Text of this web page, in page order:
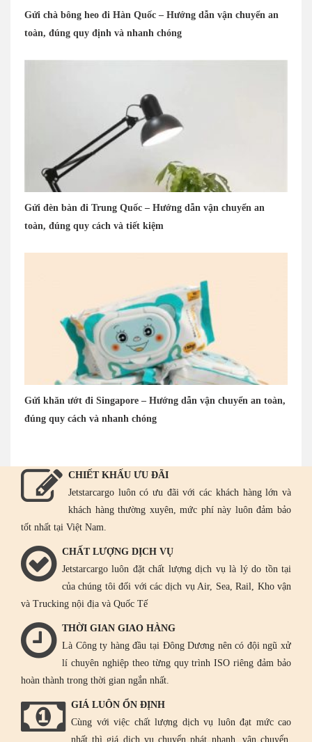
Gửi chà bông heo đi Hàn Quốc – Hướng dẫn vận chuyển an
toàn, đúng quy định và nhanh chóng
Gửi đèn bàn đi Trung Quốc – Hướng dẫn vận chuyển an
toàn, đúng quy cách và tiết kiệm
Gửi khăn ướt đi Singapore – Hướng dẫn vận chuyển an toàn,
đúng quy cách và nhanh chóng
CHIẾT KHẤU ƯU ĐÃI
Jetstarcargo luôn có ưu đãi với các khách hàng lớn và
khách hàng thường xuyên, mức phí này luôn đảm bảo
tốt nhất tại Việt Nam.
CHẤT LƯỢNG DỊCH VỤ
Jetstarcargo luôn đặt chất lượng dịch vụ là lý do tồn tại
của chúng tôi đối với các dịch vụ Air, Sea, Rail, Kho vận
và Trucking nội địa và Quốc Tế
THỜI GIAN GIAO HÀNG
Là Công ty hàng đầu tại Đông Dương nên có đội ngũ xử
lí chuyên nghiệp theo từng quy trình ISO riêng đảm bảo
hoàn thành trong thời gian ngắn nhất.
GIÁ LUÔN ỔN ĐỊNH
Cùng với việc chất lượng dịch vụ luôn đạt mức cao
nhất thì giá dịch vụ chuyển phát nhanh, vận chuyển,